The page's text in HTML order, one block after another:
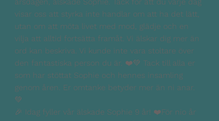
🎉 Idag fyller vår älskade Sophie 9 år! ❤️För nio år